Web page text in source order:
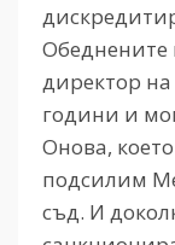
Обеднените
директор
години и
Онова,
подсилим
съд. И